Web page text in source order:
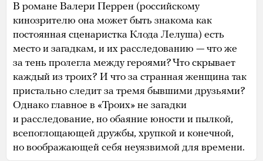
В романе Валери Перрен (российскому
кинозрителю она может быть знакома как
постоянная сценаристка Клода Лелуша) есть
место и загадкам, и их расследованию — что же
за тень пролегла между героями? Что скрывает
каждый из троих? И что за странная женщина так
пристально следит за тремя бывшими друзьями?
Однако главное в «Троих» не загадки
и расследование, но обаяние юности и пылкой,
всепоглощающей дружбы, хрупкой и конечной,
но воображающей себя неуязвимой для времени.